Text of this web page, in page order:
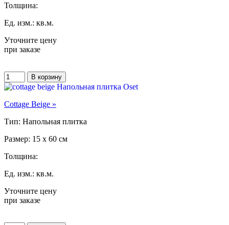
Толщина:
Ед. изм.: кв.м.
Уточните цену
при заказе
Cottage Beige »
Тип: Напольная плитка
Размер: 15 x 60 см
Толщина:
Ед. изм.: кв.м.
Уточните цену
при заказе